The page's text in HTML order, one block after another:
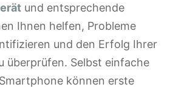
und entsprechende
Ihnen helfen, Probleme
und den Erfolg Ihrer
überprüfen. Selbst einfache
können erste